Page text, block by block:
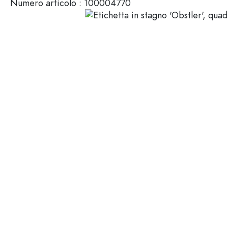
Packaging cosmetici
Bottiglie di vetro 100 ml
Numero articolo : 100004770